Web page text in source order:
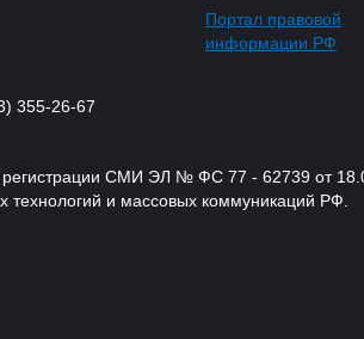
Портал правовой
информации РФ
355-26-67
регистрации СМИ ЭЛ № ФС 77 - 62739 от
и массовых коммуникаций РФ.